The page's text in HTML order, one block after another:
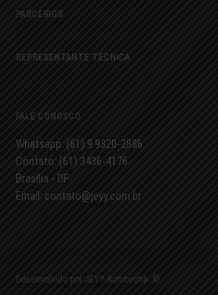
PARCEIROS
REPRESENTANTE TÉCNICA
FALE CONOSCO
Whatsapp: (61) 9 9320-2886
Contato: (61) 3436-4176
Brasília - DF
Email: contato@jeyy.com.br
Desenvolvido por JEYY Kombucha. ©